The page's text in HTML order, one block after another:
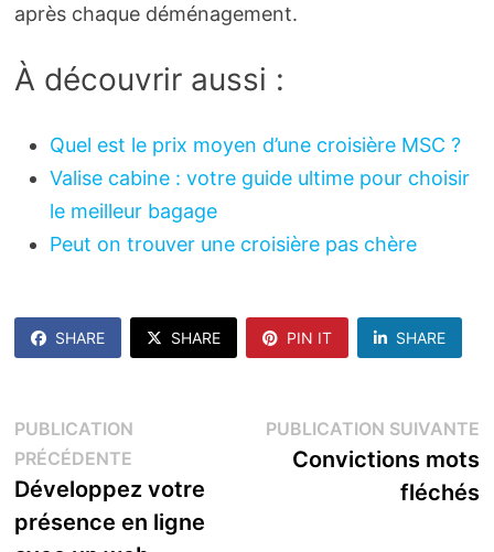
après chaque déménagement.
À découvrir aussi :
Quel est le prix moyen d’une croisière MSC ?
Valise cabine : votre guide ultime pour choisir
le meilleur bagage
Peut on trouver une croisière pas chère
SHARE SHARE PIN IT SHARE
Navigation
de
l’article
PUBLICATION
PRÉCÉDENTEPublication
précédente :
Développez votre
présence en ligne
PUBLICATION SUIVANTE
Convictions mots
fléchés